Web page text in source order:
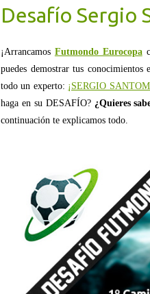
Desafío Sergio
¡Arrancamos Futmondo Eurocopa
puedes demostrar tus
todo un experto: ¡SERGIO
haga en su DESAFÍO?¿Quieres
continuación te explicamos todo.